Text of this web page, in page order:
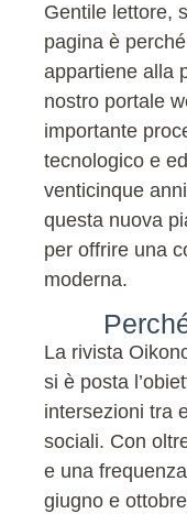
Gentile lettore,
pagina è
appartiene alla
nostro portale
importante
tecnologico e
venticinque
questa nuova
per offrire una
moderna.
La rivista
si è posta
intersezioni tra
sociali. Con
e una
giugno e